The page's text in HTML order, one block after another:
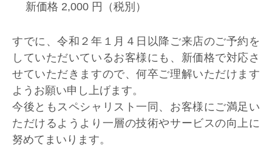
新価格 2,000 円（税別）
すでに、令和２年１月４日以降ご来店のご予約を
していただいているお客様にも、新価格で対応さ
せていただきますので、何卒ご理解いただけます
ようお願い申し上げます。
今後ともスペシャリスト一同、お客様にご満足い
ただけるようより一層の技術やサービスの向上に
努めてまいります。